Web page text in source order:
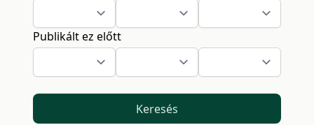
Publikált ez előtt
Keresés